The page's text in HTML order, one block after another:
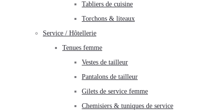
Tabliers de cuisine
Torchons & liteaux
Service / Hôtellerie
Tenues femme
Vestes de tailleur
Pantalons de tailleur
Gilets de service femme
Chemisiers & tuniques de service